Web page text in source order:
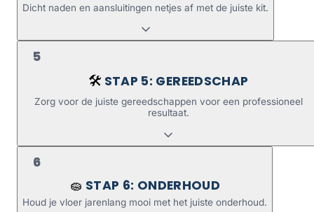
Dicht naden en aansluitingen netjes af met de juiste kit.
5
🛠️ STAP 5: GEREEDSCHAP
Zorg voor de juiste gereedschappen voor een professioneel
resultaat.
6
🧽 STAP 6: ONDERHOUD
Houd je vloer jarenlang mooi met het juiste onderhoud.